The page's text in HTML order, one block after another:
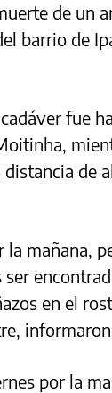
de un
barrio de
fue
de
mañana,
en el
por la